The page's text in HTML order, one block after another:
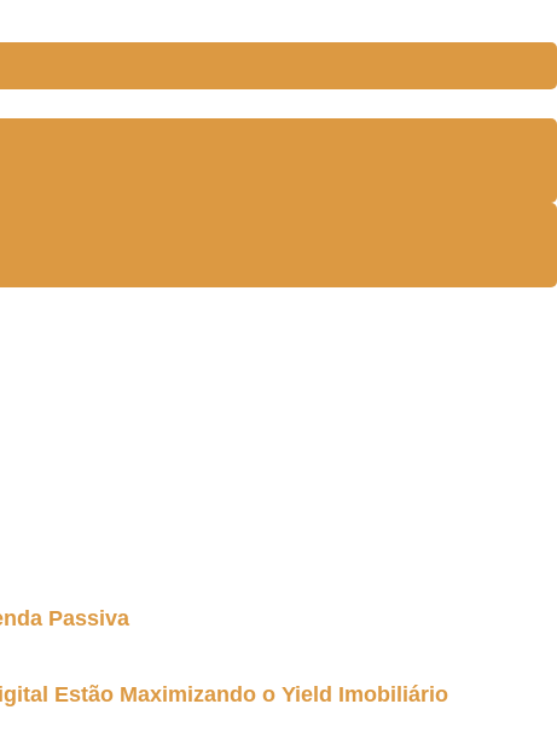
Passiva
Estão Maximizando o Yield Imobiliário